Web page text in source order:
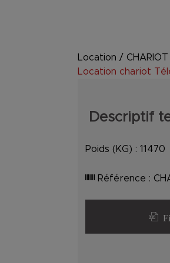
Location /
Location chariot
Descriptif
Poids (KG) : 11470
Référence :